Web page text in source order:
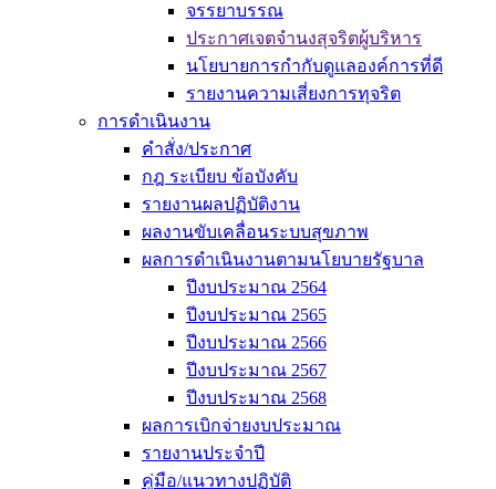
จรรยาบรรณ
ประกาศเจตจำนงสุจริตผู้บริหาร
นโยบายการกำกับดูแลองค์การที่ดี
รายงานความเสี่ยงการทุจริต
การดำเนินงาน
คำสั่ง/ประกาศ
กฎ ระเบียบ ข้อบังคับ
รายงานผลปฏิบัติงาน
ผลงานขับเคลื่อนระบบสุขภาพ
ผลการดำเนินงานตามนโยบายรัฐบาล
ปีงบประมาณ 2564
ปีงบประมาณ 2565
ปีงบประมาณ 2566
ปีงบประมาณ 2567
ปีงบประมาณ 2568
ผลการเบิกจ่ายงบประมาณ
รายงานประจำปี
คู่มือ/แนวทางปฏิบัติ